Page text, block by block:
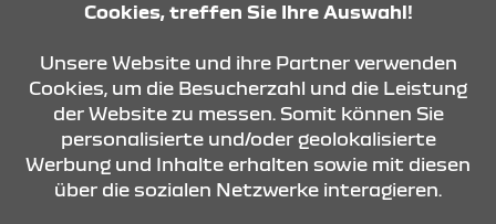
ÖFFNUNGSZEITEN
Cookies, treffen Sie Ihre Auswahl!
Unsere Website und ihre Partner verwenden
Cookies, um die Besucherzahl und die Leistung
der Website zu messen. Somit können Sie
personalisierte und/oder geolokalisierte
Werbung und Inhalte erhalten sowie mit diesen
über die sozialen Netzwerke interagieren.